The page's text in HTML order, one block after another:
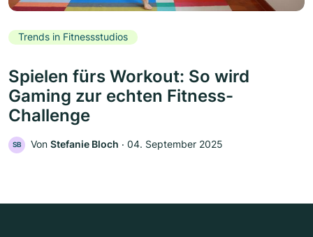
Trends in Fitnessstudios
Spielen fürs Workout: So wird
Gaming zur echten Fitness-
Challenge
SB Von Stefanie Bloch ‧ 04. September 2025